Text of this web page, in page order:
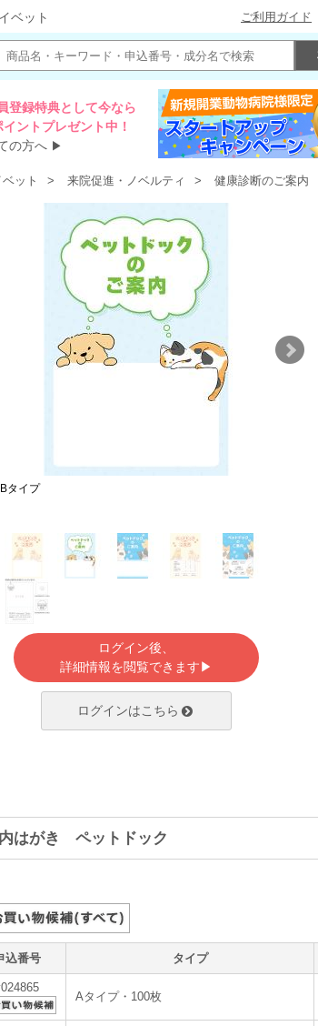
ベット ご利用ガイド
登録特典として今なら
ントプレゼント中！
の方へ ▶
ット 来院促進・ノベルティ 健康診断のご案内
Bタイプ
ログイン後、
詳細情報を閲覧できます▶
ログインはこちら
はがき ペットドック
込番号 タイプ
Aタイプ・100枚